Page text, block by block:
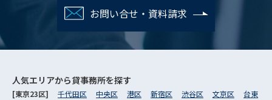
お問い合せ・資料請求
人気エリアから貸事務所を探す
[東京23区] 千代田区 中央区 港区 新宿区 渋谷区 文京区
台東